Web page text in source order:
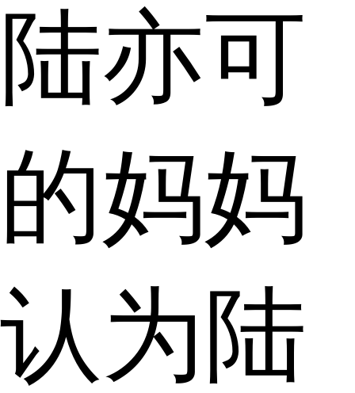
陆亦可
的妈妈
认为陆